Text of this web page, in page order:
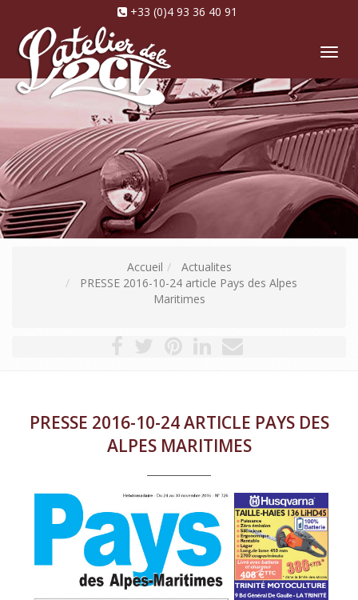
+33 (0)4 93 36 40 91
Accueil
Actualites
PRESSE 2016-10-24 article Pays des Alpes
Maritimes
PRESSE 2016-10-24 ARTICLE PAYS DES
ALPES MARITIMES